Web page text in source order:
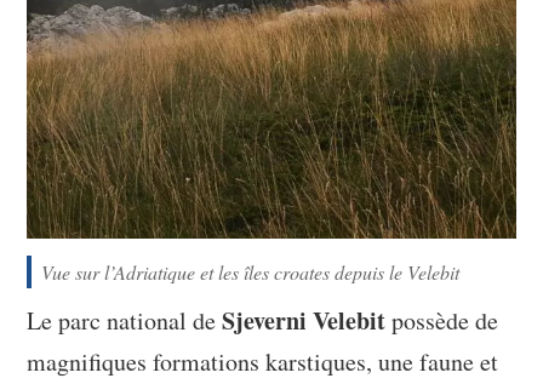
Vue sur l’Adriatique et les îles croates depuis le Velebit
Le parc national deSjeverni Velebitpossède de
magnifiques formations karstiques, une faune et